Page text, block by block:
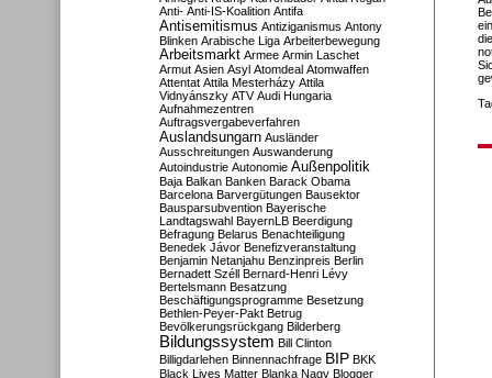
Anti- Anti-IS-Koalition Antifa
Antisemitismus Antiziganismus Antony
Blinken Arabische Liga Arbeiterbewegung
Arbeitsmarkt Armee Armin Laschet
Armut Asien Asyl Atomdeal Atomwaffen
Attentat Attila Mesterházy Attila
Vidnyánszky ATV Audi Hungaria
Aufnahmezentren
Auftragsvergabeverfahren
Auslandsungarn Ausländer
Ausschreitungen Auswanderung
Autoindustrie Autonomie Außenpolitik
Baja Balkan Banken Barack Obama
Barcelona Barvergütungen Bausektor
Bausparsubvention Bayerische
Landtagswahl BayernLB Beerdigung
Befragung Belarus Benachteiligung
Benedek Jávor Benefizveranstaltung
Benjamin Netanjahu Benzinpreis Berlin
Bernadett Széll Bernard-Henri Lévy
Bertelsmann Besatzung
Beschäftigungsprogramme Besetzung
Bethlen-Peyer-Pakt Betrug
Bevölkerungsrückgang Bilderberg
Bildungssystem Bill Clinton
Billigdarlehen Binnennachfrage BIP BKK
Black Lives Matter Blanka Nagy Blogger